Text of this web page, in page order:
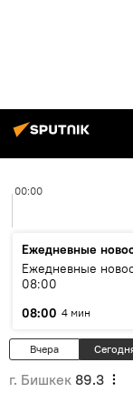
00:00
Ежедневные
Ежедневные
08:00
08:00 4 мин
Вчера
г. Бишкек 89.3